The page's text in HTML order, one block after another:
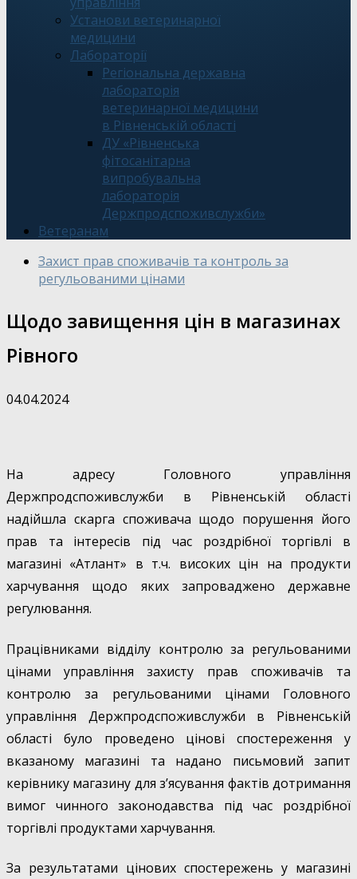
Установи ветеринарної
медицини
Лабораторії
Регіональна державна
лабораторія
ветеринарної медицини
в Рівненській області
ДУ «Рівненська
фітосанітарна
випробувальна
лабораторія
Держпродспоживслужби»
Ветеранам
Захист прав споживачів та контроль за
регульованими цінами
Щодо завищення цін в магазинах
Рівного
04.04.2024
На адресу Головного управління
Держпродспоживслужби в Рівненській області
надійшла скарга споживача щодо порушення його
прав та інтересів під час роздрібної торгівлі в
магазині «Атлант» в т.ч. високих цін на продукти
харчування щодо яких запроваджено державне
регулювання.
Працівниками відділу контролю за регульованими
цінами управління захисту прав споживачів та
контролю за регульованими цінами Головного
управління Держпродспоживслужби в Рівненській
області було проведено цінові спостереження у
вказаному магазині та надано письмовий запит
керівнику магазину для з’ясування фактів дотримання
вимог чинного законодавства під час роздрібної
торгівлі продуктами харчування.
За результатами цінових спостережень у магазині